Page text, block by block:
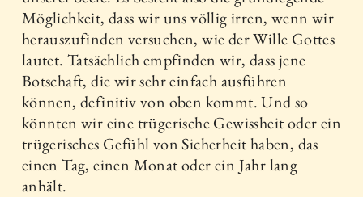
Möglichkeit, dass wir uns völlig irren, wenn wir
herauszufinden versuchen, wie der Wille Gottes
lautet. Tatsächlich empfinden wir, dass jene
Botschaft, die wir sehr einfach ausführen
können, definitiv von oben kommt. Und so
könnten wir eine trügerische Gewissheit oder ein
trügerisches Gefühl von Sicherheit haben, das
einen Tag, einen Monat oder ein Jahr lang
anhält.